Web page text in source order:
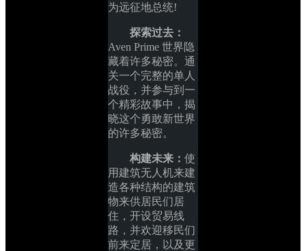
为远征地总统!
探索过去：
Aven Prime 世界隐
藏着许多秘密。通
关一个完整的单人
战役，并参与到一
个精彩故事中，揭
晓这个勇敢新世界
的许多秘密。
构建未来： 使
用建筑无人机来建
造各种结构的建筑
物来供居民们居
住，开设贸易线
路，并欢迎移民们
前来定居，以及更